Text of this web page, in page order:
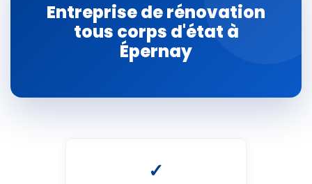
Entreprise de rénovation
tous corps d'état à
Épernay
✓